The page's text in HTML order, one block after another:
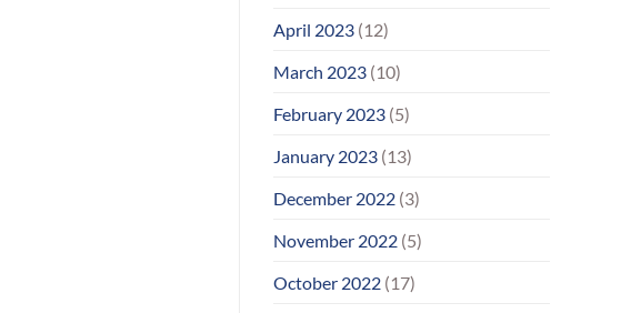
April 2023 (12)
March 2023 (10)
February 2023 (5)
January 2023 (13)
December 2022 (3)
November 2022 (5)
October 2022 (17)